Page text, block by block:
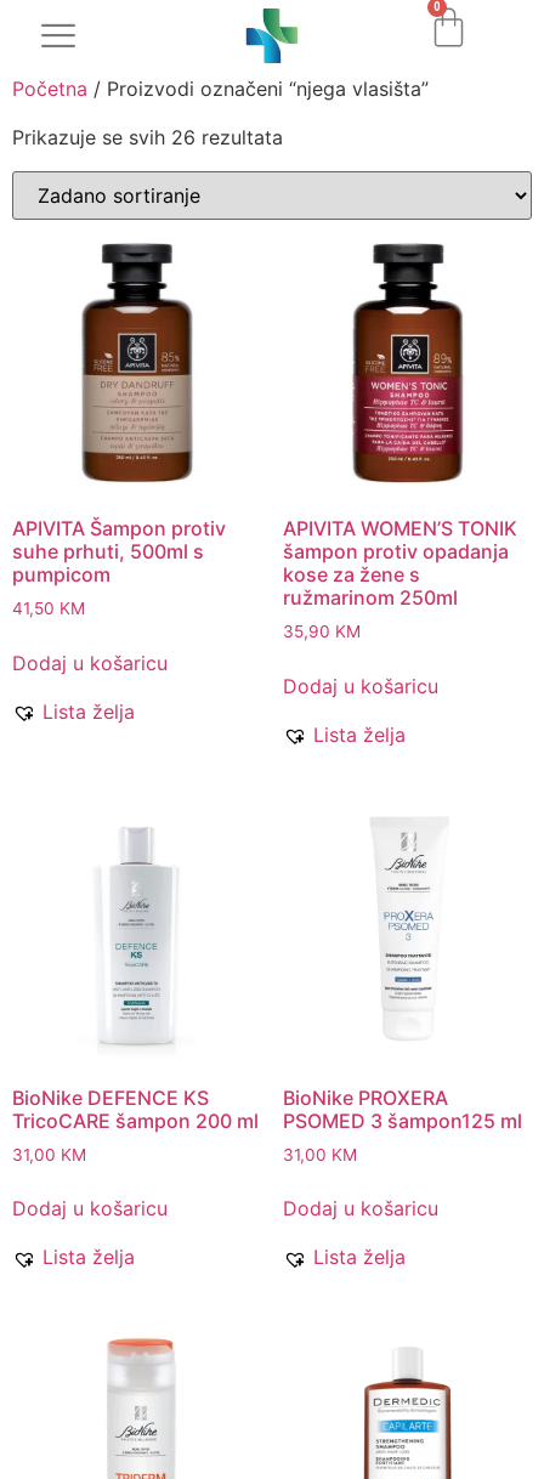
0
Početna / Proizvodi označeni “njega vlasišta”
Prikazuje se svih 26 rezultata
APIVITA Šampon protiv
suhe prhuti, 500ml s
pumpicom
41,50 KM
Dodaj u košaricu
Lista želja
APIVITA WOMEN’S TONIK
šampon protiv opadanja
kose za žene s
ružmarinom 250ml
35,90 KM
Dodaj u košaricu
Lista želja
BioNike DEFENCE KS
TricoCARE šampon 200 ml
31,00 KM
Dodaj u košaricu
Lista želja
BioNike PROXERA
PSOMED 3 šampon125 ml
31,00 KM
Dodaj u košaricu
Lista želja